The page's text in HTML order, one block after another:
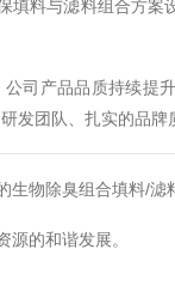
料与滤料组合方
司产品品质持续
发团队、扎实的品
物除臭组合填料/滤
的和谐发展。